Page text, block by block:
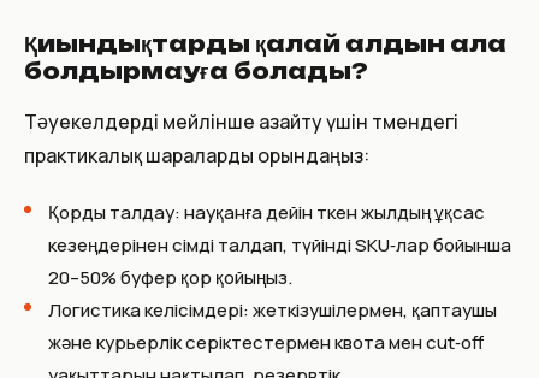
Қиындықтарды қалай алдын ала
болдырмауға болады?
Тәуекелдерді мейлінше азайту үшін төмендегі
практикалық шараларды орындаңыз:
Қорды талдау: науқанға дейін өткен жылдың ұқсас
кезеңдерінен өсімді талдап, түйінді SKU‑лар бойынша
20–50% буфер қор қойыңыз.
Логистика келісімдері: жеткізушілермен, қаптаушы
және курьерлік серіктестермен квота мен cut‑off